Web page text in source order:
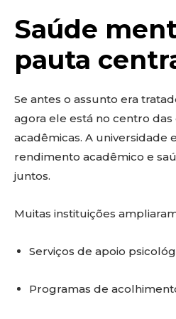
Saúde
pauta
Se antes o assunto era
agora ele está no centro das
acadêmicas. A universidade
rendimento acadêmico e
juntos.
Muitas instituições
Serviços de apoio
Programas de